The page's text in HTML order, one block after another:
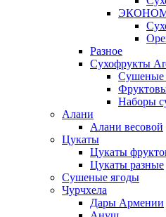
ЭКОНОМ
Разное
Сухофрукты
Сушеные
Наборы
Алани
Алани весовой
Цукаты
Цукаты
Цукаты разные
Сушеные ягоды
Чурчхела
Дары Армении